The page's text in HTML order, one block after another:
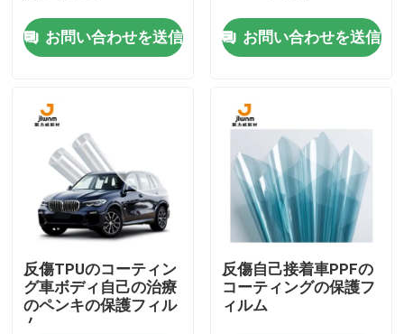
製品
会社案内
品質管理
ニュース
お問い合わせを送信 お問い合わせを送信
反傷TPUのコーティン
グ車ボディ自己の治療
のペンキの保護フィル
ム
反傷自己接着車PPFの
コーティングの保護フ
ィルム